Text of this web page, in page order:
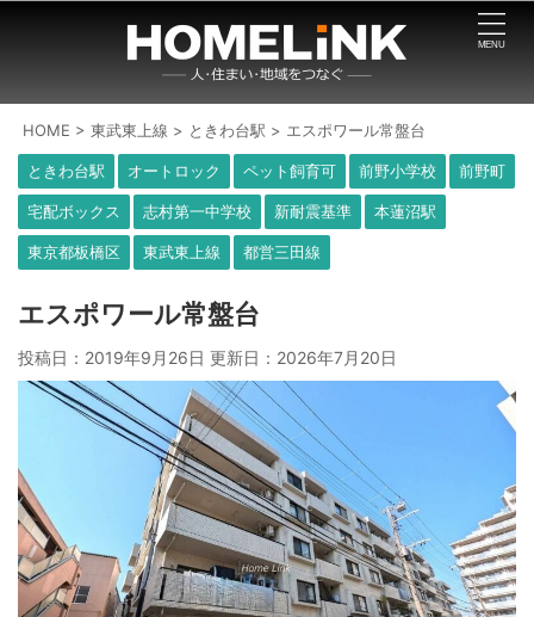
HOME >東武東上線 > ときわ台駅 > エスポワール常盤台
ときわ台駅 オートロック ペット飼育可 前野小学校 前野町
宅配ボックス 志村第一中学校 新耐震基準 本蓮沼駅
東京都板橋区 東武東上線 都営三田線
エスポワール常盤台
投稿日：2019年9月26日 更新日： 2026年7月20日